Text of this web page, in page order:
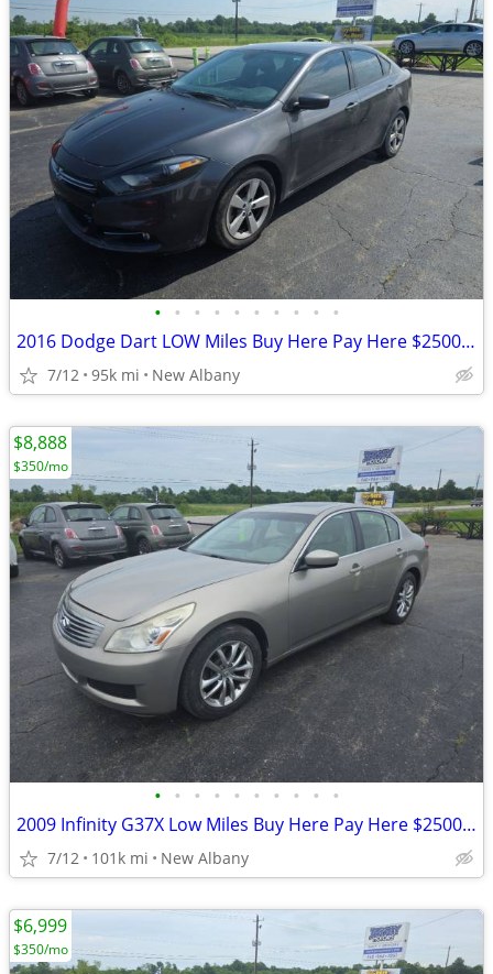
• • • • • • • • • •
2016 Dodge Dart LOW Miles Buy Here Pay Here $2500 Down
7/12 95k mi New Albany
• • • • • • • • • •
2009 Infinity G37X Low Miles Buy Here Pay Here $2500 Down
7/12 101k mi New Albany
$8,888
$350/mo
$6,999
$350/mo